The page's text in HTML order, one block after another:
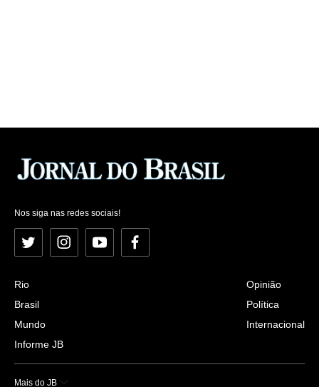
Nos siga nas redes sociais!
Twitter InstagramYouTubeFacebook
Rio
Brasil
Mundo
Informe JB
Opinião
Política
Internacional
Mais do JB